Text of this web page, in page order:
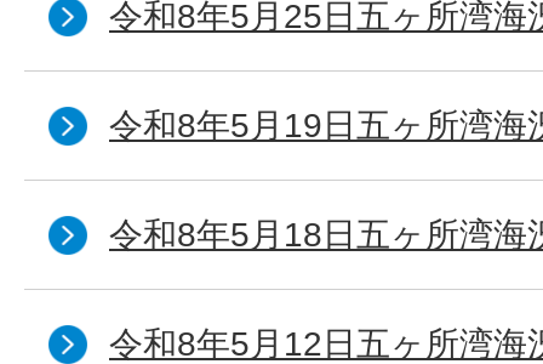
令和8年5月25日五ヶ所湾海
令和8年5月19日五ヶ所湾海
令和8年5月18日五ヶ所湾海
令和8年5月12日五ヶ所湾海